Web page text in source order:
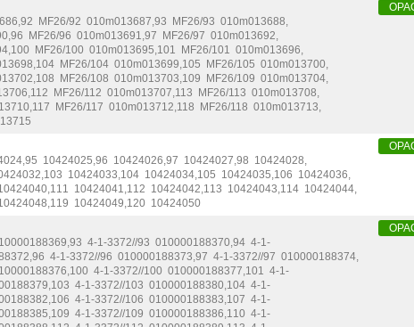
,92 MF26/92 010m013687,93 MF26/93 010m013688,
,96 MF26/96 010m013691,97 MF26/97 010m013692,
,100 MF26/100 010m013695,101 MF26/101 010m013696,
,104 MF26/104 010m013699,105 MF26/105 010m013700,
,108 MF26/108 010m013703,109 MF26/109 010m013704,
,112 MF26/112 010m013707,113 MF26/113 010m013708,
,117 MF26/117 010m013712,118 MF26/118 010m013713,
,95 10424025,96 10424026,97 10424027,98 10424028,
,103 10424033,104 10424034,105 10424035,106 10424036,
,111 10424041,112 10424042,113 10424043,114 10424044,
,119 10424049,120 10424050
,93 4-1-3372//93 010000188370,94 4-1-
,96 4-1-3372//96 010000188373,97 4-1-3372//97 010000188374,
,100 4-1-3372//100 010000188377,101 4-1-
,103 4-1-3372//103 010000188380,104 4-1-
,106 4-1-3372//106 010000188383,107 4-1-
,109 4-1-3372//109 010000188386,110 4-1-